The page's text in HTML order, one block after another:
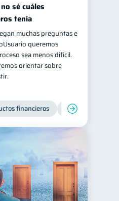
sueldo
1
sé cuáles
tenía
muchas preguntas e
queremos
sea menos difícil.
orientar sobre
financieros Inclusión